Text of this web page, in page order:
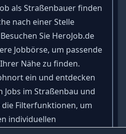
als Straßenbauer finden
nach einer Stelle
Sie HeroJob.de
Jobbörse, um passende
Nähe zu finden.
ein und entdecken
Jobs im Straßenbau und
die Filterfunktionen, um
individuellen